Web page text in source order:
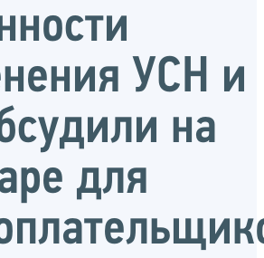
УСН и
на
для